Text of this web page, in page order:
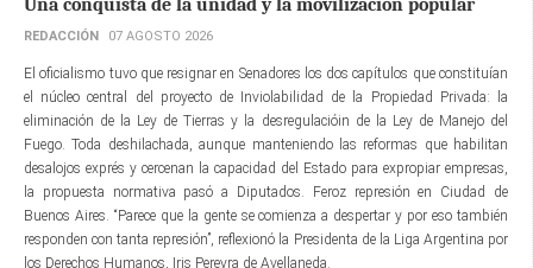
Una conquista de la unidad y la movilización popular
REDACCIÓN 07 AGOSTO 2026
El oficialismo tuvo que resignar en Senadores los dos capítulos que constituían
el núcleo central del proyecto de Inviolabilidad de la Propiedad Privada: la
eliminación de la Ley de Tierras y la desregulacióin de la Ley de Manejo del
Fuego. Toda deshilachada, aunque manteniendo las reformas que habilitan
desalojos exprés y cercenan la capacidad del Estado para expropiar empresas,
la propuesta normativa pasó a Diputados. Feroz represión en Ciudad de
Buenos Aires. “Parece que la gente se comienza a despertar y por eso también
responden con tanta represión”, reflexionó la Presidenta de la Liga Argentina por
los Derechos Humanos, Iris Pereyra de Avellaneda.